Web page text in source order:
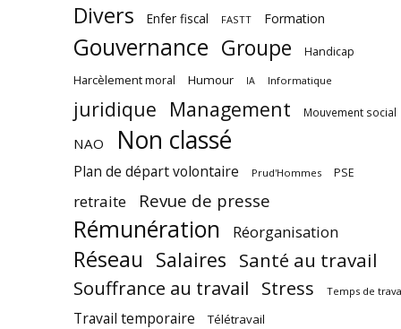
Divers Enfer fiscal FASTT Formation
Gouvernance Groupe Handicap
Harcèlement moral Humour IA Informatique
juridique Management Mouvement social
NAO Non classé
Plan de départ volontaire Prud'Hommes PSE
retraite Revue de presse
Rémunération Réorganisation
Réseau Salaires Santé au travail
Souffrance au travail Stress Temps de
Travail temporaire Télétravail